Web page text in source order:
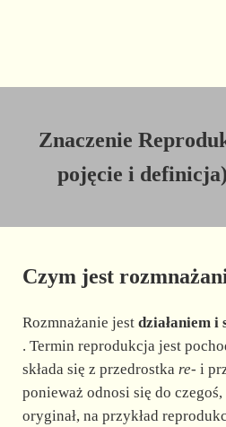
Znaczenie
pojęcie i
Czym jest
Rozmnażanie jest działaniem i
. Termin reprodukcja jest
składa się z przedrostka re- i
ponieważ odnosi się do
oryginał, na przykład